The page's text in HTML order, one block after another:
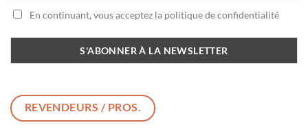
En continuant, vous acceptez la politique de confidentialité
REVENDEURS / PROS.